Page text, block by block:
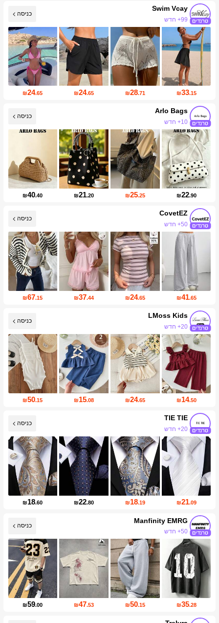
Swim Vcay
99+ חדש
598K עוקבים
כניסה
₪33.15
₪28.71
₪24.65
₪24.65
Arlo Bags
10+ חדש
10K עוקבים
כניסה
₪22.90
₪25.25
₪21.20
₪40.40
CovetEZ
50+ חדש
174K עוקבים
כניסה
₪41.65
₪24.65
₪37.44
₪67.15
LMoss Kids
20+ חדש
עליית עוקבים של 41%
כניסה
₪14.50
₪24.65
₪15.08
₪50.15
TIE TIE
20+ חדש
כניסה
₪21.09
₪18.19
₪22.80
₪18.60
Manfinity EMRG
50+ חדש
עליית עוקבים של 13%
כניסה
₪35.28
₪50.15
₪47.53
₪59.00